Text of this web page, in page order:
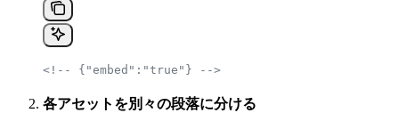
<!-- {"embed":"true"} -->
各アセットを別々の段落に分ける